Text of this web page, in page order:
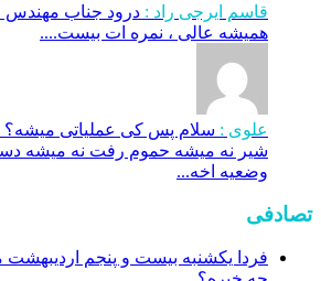
قاسم ایرجی راد : درود جناب مهندس
همیشه عالی ، نمره ات بیست....
علوی : سلام پس کی عملیاتی میشه؟
شیر نه میشه حموم رفت نه میشه
وضعیه اخه...
تصادفی